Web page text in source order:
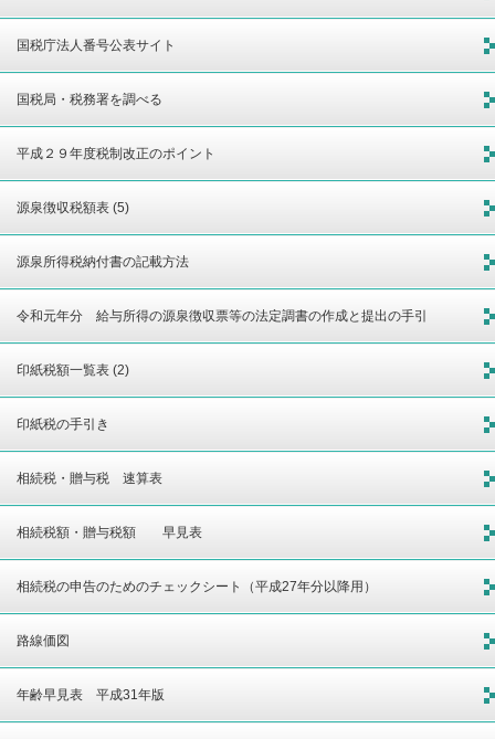
国税庁法人番号公表サイト
国税局・税務署を調べる
平成２９年度税制改正のポイント
源泉徴収税額表 (5)
源泉所得税納付書の記載方法
令和元年分 給与所得の源泉徴収票等の法定調書の作成と提出の手引
印紙税額一覧表 (2)
印紙税の手引き
相続税・贈与税 速算表
相続税額・贈与税額 早見表
相続税の申告のためのチェックシート（平成27年分以降用）
路線価図
年齢早見表 平成31年版